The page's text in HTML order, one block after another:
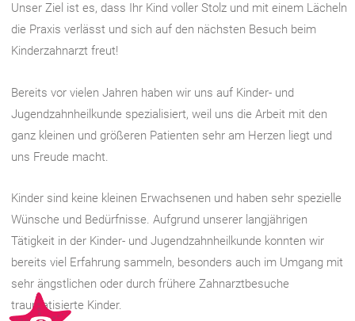
Unser Ziel ist es, dass Ihr Kind voller Stolz und mit einem Lächeln
die Praxis verlässt und sich auf den nächsten Besuch beim
Kinderzahnarzt freut!
Bereits vor vielen Jahren haben wir uns auf Kinder- und
Jugendzahnheilkunde spezialisiert, weil uns die Arbeit mit den
ganz kleinen und größeren Patienten sehr am Herzen liegt und
uns Freude macht.
Kinder sind keine kleinen Erwachsenen und haben sehr spezielle
Wünsche und Bedürfnisse. Aufgrund unserer langjährigen
Tätigkeit in der Kinder- und Jugendzahnheilkunde konnten wir
bereits viel Erfahrung sammeln, besonders auch im Umgang mit
sehr ängstlichen oder durch frühere Zahnarztbesuche
traumatisierte Kinder.